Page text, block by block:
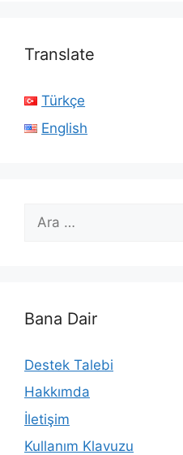
Translate
Türkçe
English
ara
Bana Dair
Destek Talebi
Hakkımda
İletişim
Kullanım Klavuzu